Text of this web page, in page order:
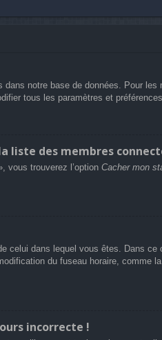
notre base de données. Pour les
tous les paramètres et
liste des membres
vous trouverez l’option Cacher mon
celui dans lequel vous êtes. Dans
du fuseau horaire, comme
incorrecte !